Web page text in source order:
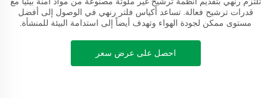
قدرات ترشيح فعالة. تساعد أكياس فلتر رنهي في الوصول إلى أفضل
مستوى ممكن لجودة الهواء وتهدف أيضاً إلى استدامة البيئة للمنشأة.
احصل على عرض سعر